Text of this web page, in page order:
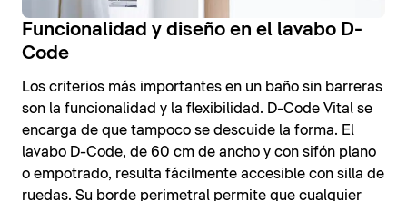
Funcionalidad y diseño en el lavabo D-
Code
Los criterios más importantes en un baño sin barreras
son la funcionalidad y la flexibilidad. D-Code Vital se
encarga de que tampoco se descuide la forma. El
lavabo D-Code, de 60 cm de ancho y con sifón plano
o empotrado, resulta fácilmente accesible con silla de
ruedas. Su borde perimetral permite que cualquier